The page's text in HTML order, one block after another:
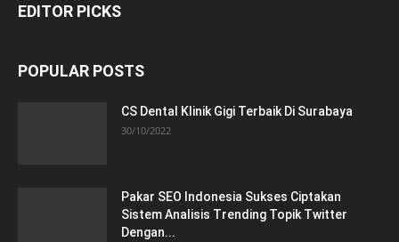
EDITOR PICKS
POPULAR POSTS
CS Dental Klinik Gigi Terbaik Di Surabaya
30/10/2022
Pakar SEO Indonesia Sukses Ciptakan
Sistem Analisis Trending Topik Twitter
Dengan...